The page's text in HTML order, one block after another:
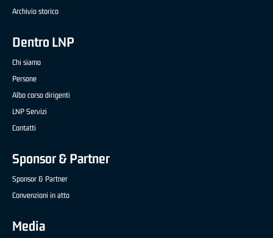
Archivio storico
Dentro LNP
Chi siamo
Persone
Albo corso dirigenti
LNP Servizi
Contatti
Sponsor & Partner
Sponsor & Partner
Convenzioni in atto
Media